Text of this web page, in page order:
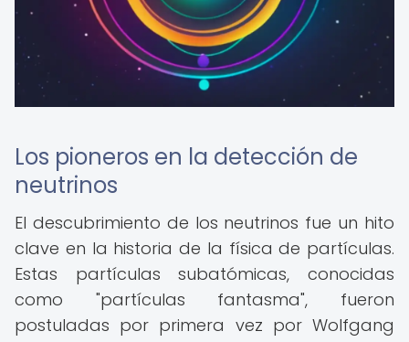
Los pioneros en la detección de
neutrinos
El descubrimiento de los neutrinos fue un hito
clave en la historia de la física de partículas.
Estas partículas subatómicas, conocidas
como "partículas fantasma", fueron
postuladas por primera vez por Wolfgang